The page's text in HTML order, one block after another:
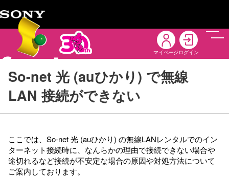
マイページ ログイン
メニ
So-net 光 (auひかり) で無線
LAN 接続ができない
ここでは、So-net 光 (auひかり) の無線LANレンタルでのイン
ターネット接続時に、なんらかの理由で接続できない場合や
途切れるなど接続が不安定な場合の原因や対処方法について
ご案内しております。